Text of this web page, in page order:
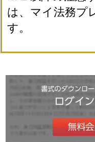
は、マイ法務プ
す。